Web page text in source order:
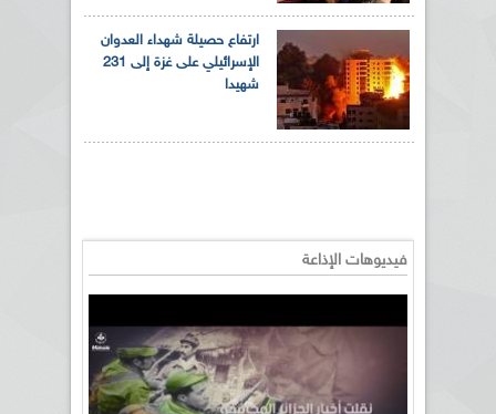
ارتفاع حصيلة شهداء العدوان
الإسرائيلي على غزة إلى 231
شهيدا
فيديوهات الإذاعة